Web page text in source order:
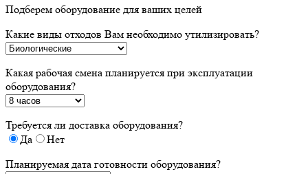
Подберем оборудование для ваших целей
Какие виды отходов Вам необходимо утилизировать?
Какая рабочая смена планируется при эксплуатации
оборудования?
Требуется ли доставка оборудования?
Да
Нет
Планируемая дата готовности оборудования?